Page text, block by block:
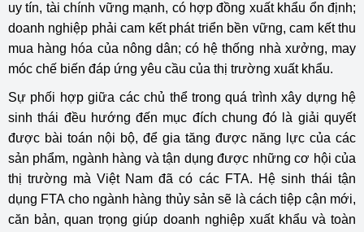
uy tín, tài chính vững mạnh, có hợp đồng xuất khẩu ổn định;
doanh nghiệp phải cam kết phát triển bền vững, cam kết thu
mua hàng hóa của nông dân; có hệ thống nhà xưởng, may
móc chế biến đáp ứng yêu cầu của thị trường xuất khẩu.
Sự phối hợp giữa các chủ thể trong quá trình xây dựng hệ
sinh thái đều hướng đến mục đích chung đó là giải quyết
được bài toán nội bộ, để gia tăng được năng lực của các
sản phẩm, ngành hàng và tận dụng được những cơ hội của
thị trường mà Việt Nam đã có các FTA. Hệ sinh thái tận
dụng FTA cho ngành hàng thủy sản sẽ là cách tiệp cận mới,
căn bản, quan trọng giúp doanh nghiệp xuất khẩu và toàn